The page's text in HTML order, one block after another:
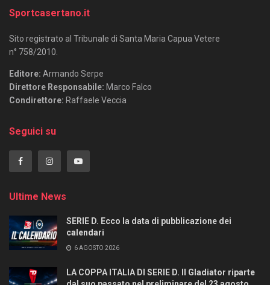
Sportcasertano.it
Sito registrato al Tribunale di Santa Maria Capua Vetere
n° 758/2010.
Editore: Armando Serpe
Direttore Responsabile: Marco Falco
Condirettore: Raffaele Veccia
Seguici su
Ultime News
SERIE D. Ecco la data di pubblicazione dei
calendari
6 AGOSTO 2026
LA COPPA ITALIA DI SERIE D. Il Gladiator riparte